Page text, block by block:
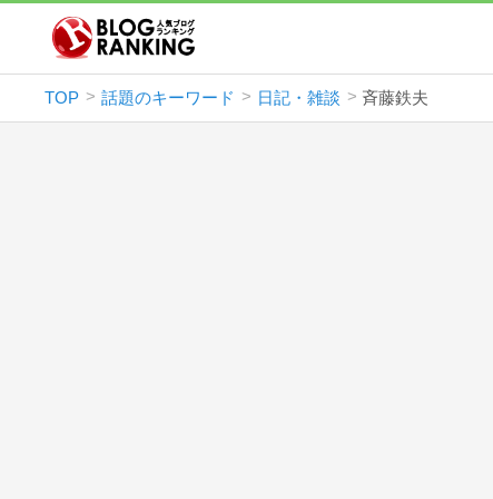
TOP 話題のキーワード 日記・雑談 斉藤鉄夫